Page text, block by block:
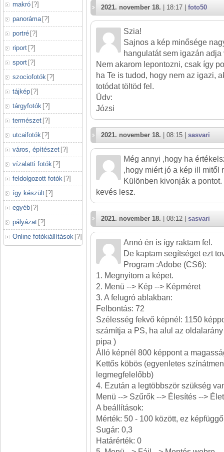
makró [?]
panoráma [?]
portré [?]
riport [?]
sport [?]
szociofotók [?]
tájkép [?]
tárgyfotók [?]
természet [?]
utcaifotók [?]
város, építészet [?]
vízalatti fotók [?]
feldolgozott fotók [?]
így készült [?]
egyéb [?]
pályázat [?]
Online fotókiállítások [?]
2021. november 18. | 18:17 | foto50
Szia!
Sajnos a kép minősége
hangulatát sem igazán adja
Nem akarom lepontozni, csak így
ha Te is tudod, hogy nem az igazi,
totódat töltöd fel.
Üdv:
Józsi
2021. november 18. | 08:15 | sasvari
Még annyi ,hogy ha
,hogy miért jó a kép ill mitől
Különben kivonják a
kevés lesz.
2021. november 18. | 08:12 | sasvari
Annó én is így raktam fel.
De kaptam segítséget ezt
Program :Adobe (CS6):
1. Megnyitom a képet.
2. Menü --> Kép --> Képméret
3. A felugró ablakban:
Felbontás: 72
Szélesség fekvő képnél: 1150
számítja a PS, ha alul az
pipa )
Álló képnél 800 képpont a
Kettős köbös (egyenletes
legmegfelelőbb)
4. Ezután a legtöbbször szükség
Menü --> Szűrők --> Élesítés -->
A beállítások:
Mérték: 50 - 100 között, ez képfüggő
Sugár: 0,3
Határérték: 0